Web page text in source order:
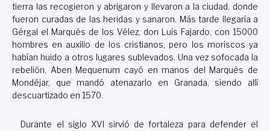
tierra las recogieron y abrigaron y llevaron a la ciudad, donde
fueron curadas de las heridas y sanaron. Más tarde llegaría a
Gérgal el Marqués de los Vélez, don Luis Fajardo, con 15000
hombres en auxilio de los cristianos, pero los moriscos ya
habían huido a otros lugares sublevados. Una vez sofocada la
rebelión, Aben Mequenum cayó en manos del Marqués de
Mondéjar, que mandó atenazarlo en Granada, siendo allí
descuartizado en 1570.
Durante el siglo XVI sirvió de fortaleza para defender el